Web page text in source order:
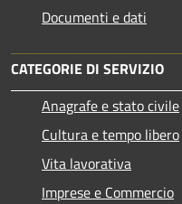
Documenti e dati
CATEGORIE DI SERVIZIO
Anagrafe e stato civile
Cultura e tempo libero
Vita lavorativa
Imprese e Commercio